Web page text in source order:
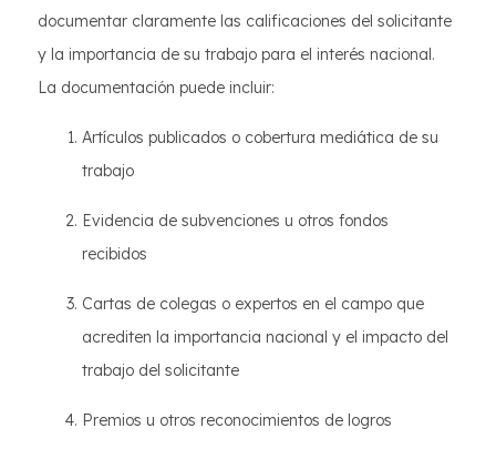
documentar claramente las calificaciones del solicitante
y la importancia de su trabajo para el interés nacional.
La documentación puede incluir:
Artículos publicados o cobertura mediática de su
trabajo
Evidencia de subvenciones u otros fondos
recibidos
Cartas de colegas o expertos en el campo que
acrediten la importancia nacional y el impacto del
trabajo del solicitante
Premios u otros reconocimientos de logros